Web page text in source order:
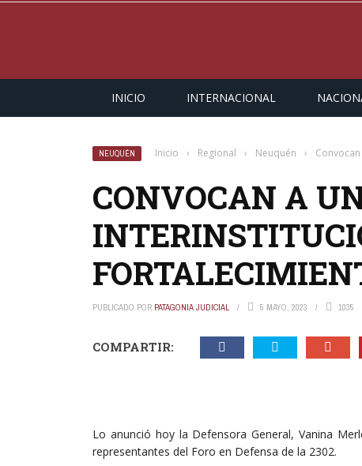
INICIO INTERNACIONAL
NEUQUÉN Inicio › Regional › Neuquén ›
CONVOCAN A
PUBLICADO POR PATAGONIA JUDICIAL 5 MAYO, 2023 1035
COMPARTIR:
Lo anunció hoy la Defensora General, Vanina
representantes del Foro en Defensa de la 2302.